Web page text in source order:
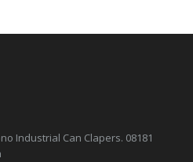
Industrial Can Clapers. 08181